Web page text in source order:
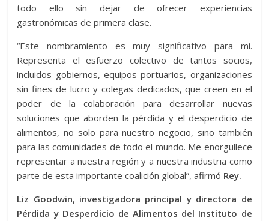
todo ello sin dejar de ofrecer experiencias
gastronómicas de primera clase.
“Este nombramiento es muy significativo para mí.
Representa el esfuerzo colectivo de tantos socios,
incluidos gobiernos, equipos portuarios, organizaciones
sin fines de lucro y colegas dedicados, que creen en el
poder de la colaboración para desarrollar nuevas
soluciones que aborden la pérdida y el desperdicio de
alimentos, no solo para nuestro negocio, sino también
para las comunidades de todo el mundo. Me enorgullece
representar a nuestra región y a nuestra industria como
parte de esta importante coalición global”, afirmó Rey.
Liz Goodwin, investigadora principal y directora de
Pérdida y Desperdicio de Alimentos del Instituto de